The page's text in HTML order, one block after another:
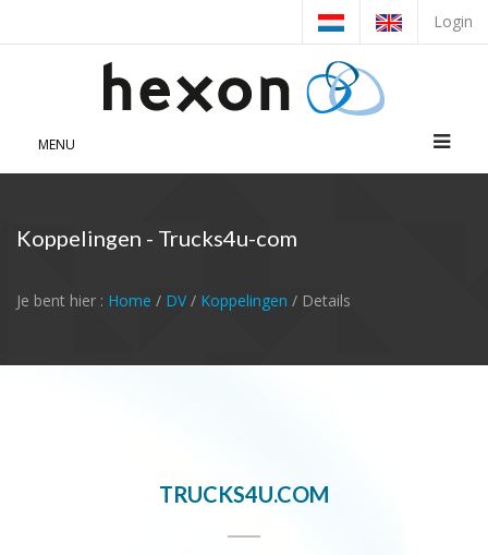
Login
MENU
Koppelingen - Trucks4u-com
Je bent hier : Home / DV/ Koppelingen / Details
TRUCKS4U.COM